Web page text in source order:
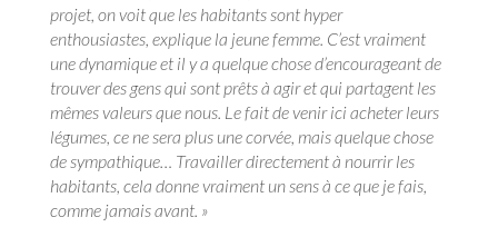
projet, on voit que les habitants sont hyper
enthousiastes, explique la jeune femme. C’est vraiment
une dynamique et il y a quelque chose d’encourageant de
trouver des gens qui sont prêts à agir et qui partagent les
mêmes valeurs que nous. Le fait de venir ici acheter leurs
légumes, ce ne sera plus une corvée, mais quelque chose
de sympathique… Travailler directement à nourrir les
habitants, cela donne vraiment un sens à ce que je fais,
comme jamais avant. »